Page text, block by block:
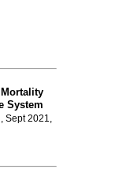
System
, Sept 2021,